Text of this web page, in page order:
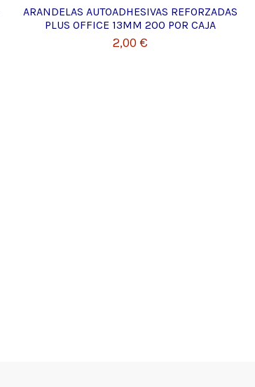
ARANDELAS AUTOADHESIVAS REFORZADAS
PLUS OFFICE 13MM 200 POR CAJA
2,00 €